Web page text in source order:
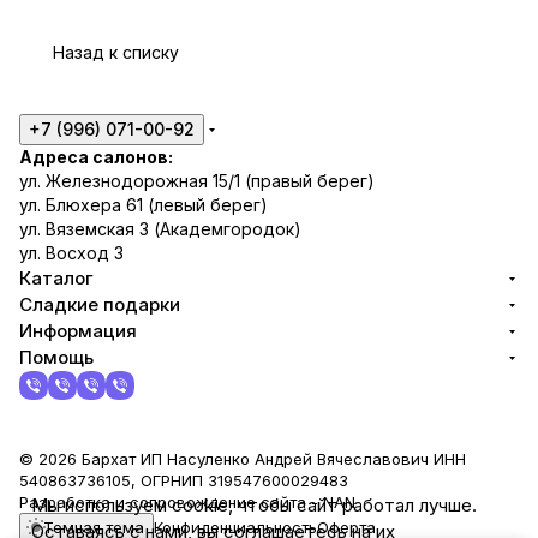
Назад к списку
+7 (996) 071-00-92
Адреса салонов:
ул. Железнодорожная 15/1 (правый берег)
ул. Блюхера 61 (левый берег)
ул. Вяземская 3 (Академгородок)
ул. Восход 3
Каталог
Сладкие подарки
Информация
Помощь
© 2026 Бархат ИП Насуленко Андрей Вячеславович ИНН
540863736105, ОГРНИП 319547600029483
Разработка и сопровождение сайта -NAN
Темная тема КонфиденциальностьОферта
Мы используем cookie, чтобы сайт работал лучше.
Оставаясь с нами, вы соглашаетесь на их